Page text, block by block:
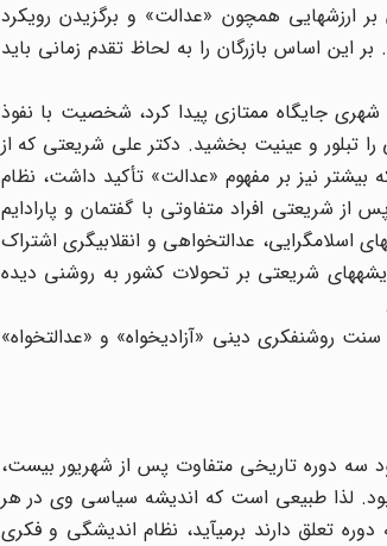
ارزشهایی همچون «عدالت» و برگزیدن رویکرد
این اساس بازرگان را به لحاظ تقدم زمانی باید
طبقات شهری جایگاه ممتازی پیدا کرد، شخصیت با نفوذ
تبلور و عینیت بخشید. دکتر علی شریعتی که از
بیشتر نیز بر مفهوم «عدالت» تأکید داشت، نظام
شریعتی افراد متفاوتی با گفتمان و پارادایم
عدالتخواهی و انقلابیگری اشتراک
شریعتی بر تحولات کشور به روشنی دیده
روشنفکری دینی «آزادیخواه» و «عدالتخواه»
یافت. او در زندگی سیاسی خود سه دوره تاریخی متفاوت پس از شهریور بیست،
لذا طبیعی است که اندیشه سیاسی وی در هر
تعلق دارند برمیآید، نظام اندیشگی و فکری